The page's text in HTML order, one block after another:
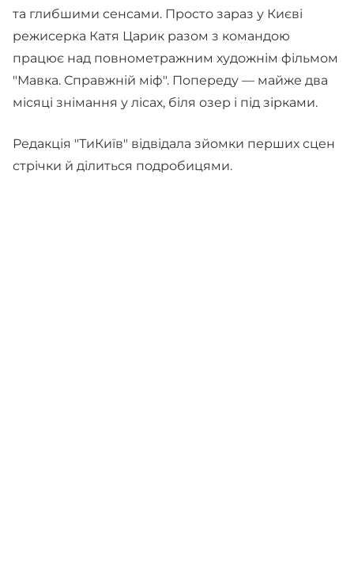
та глибшими сенсами. Просто зараз у Києві
режисерка Катя Царик разом з командою
працює над повнометражним художнім фільмом
"Мавка. Справжній міф". Попереду — майже два
місяці знімання у лісах, біля озер і під зірками.
Редакція "ТиКиїв" відвідала зйомки перших сцен
стрічки й ділиться подробицями.